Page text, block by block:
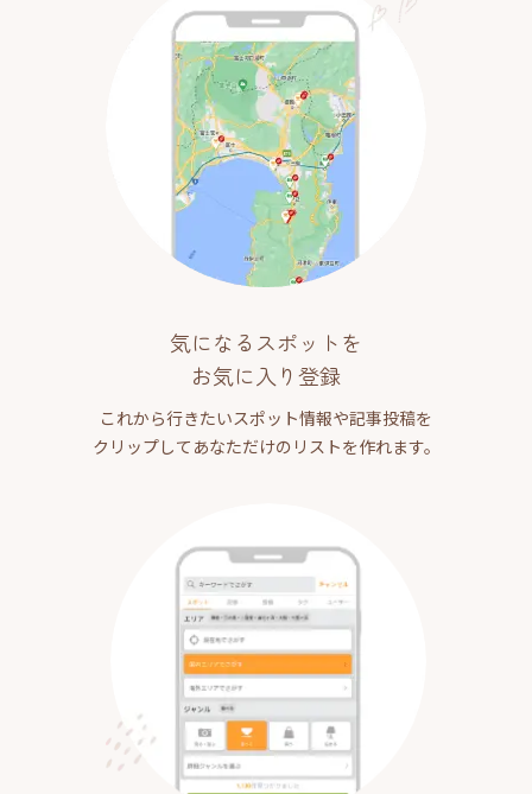
気になるスポットを
お気に入り登録
これから行きたいスポット情報や記事投稿を
クリップしてあなただけのリストを作れます。